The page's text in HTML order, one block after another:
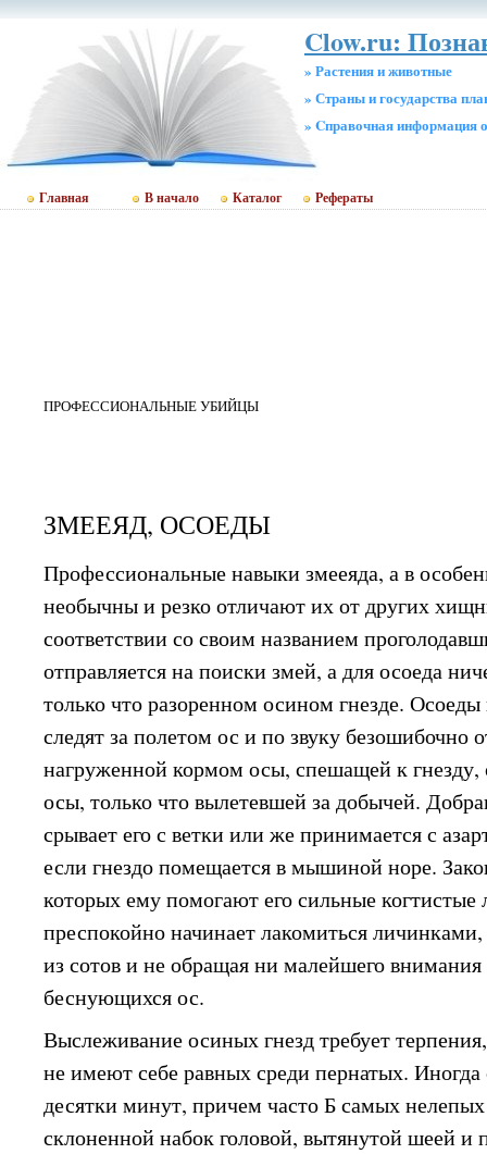
Clow.ru:
» Растения и животные
» Страны и государства
» Cправочная информация
Главная В начало Каталог Рефераты
ПРОФЕССИОНАЛЬНЫЕ УБИЙЦЫ
ЗМЕЕЯД, ОСОЕДЫ
Профессиональные навыки змееяда, а в
необычны и резко отличают их от других
соответствии со своим названием
отправляется на поиски змей, а для осоеда
только что разоренном осином гнезде.
следят за полетом ос и по звуку безошибочно
нагруженной кормом осы, спешащей к гнезду,
осы, только что вылетевшей за добычей.
срывает его с ветки или же принимается с
если гнездо помещается в мышиной норе.
которых ему помогают его сильные когтистые
преспокойно начинает лакомиться
из сотов и не обращая ни малейшего
беснующихся ос.
Выслеживание осиных гнезд требует
не имеют себе равных среди пернатых.
десятки минут, причем часто Б самых
склоненной набок головой, вытянутой шеей